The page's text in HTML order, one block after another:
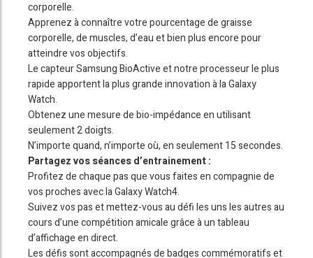
corporelle.
Apprenez à connaître votre pourcentage de graisse
corporelle, de muscles, d’eau et bien plus encore pour
atteindre vos objectifs.
Le capteur Samsung BioActive et notre processeur le plus
rapide apportent la plus grande innovation à la Galaxy
Watch.
Obtenez une mesure de bio-impédance en utilisant
seulement 2 doigts.
N’importe quand, n’importe où, en seulement 15 secondes.
Partagez vos séances d’entrainement :
Profitez de chaque pas que vous faites en compagnie de
vos proches avec la Galaxy Watch4.
Suivez vos pas et mettez-vous au défi les uns les autres au
cours d’une compétition amicale grâce à un tableau
d’affichage en direct.
Les défis sont accompagnés de badges commémoratifs et